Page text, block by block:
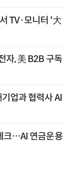
TV·모니터 '大
자, 美 B2B 구독
업과 협력사 AI
크…AI 연금운용